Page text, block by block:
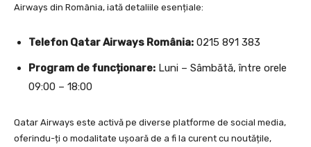
Airways din România, iată detaliile esențiale:
Telefon Qatar Airways România: 0215 891 383
Program de funcționare: Luni – Sâmbătă, între orele
09:00 – 18:00
Qatar Airways este activă pe diverse platforme de social media,
oferindu-ți o modalitate ușoară de a fi la curent cu noutățile,